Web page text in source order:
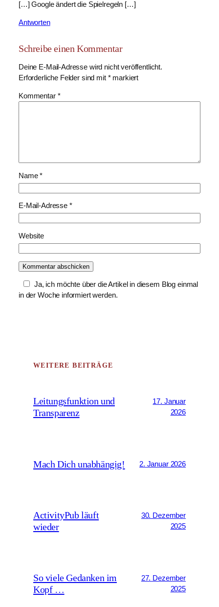
[…] Google ändert die Spielregeln […]
Antworten
Schreibe einen Kommentar
Deine E-Mail-Adresse wird nicht veröffentlicht.
Erforderliche Felder sind mit *markiert
Kommentar *
Name*
E-Mail-Adresse *
Website
Ja, ich möchte über die Artikel in diesem Blog einmal
in der Woche informiert werden.
WEITERE BEITRÄGE
Leitungsfunktion und
Transparenz
17. Januar
2026
Mach Dich unabhängig! 2. Januar 2026
ActivityPub läuft
wieder
30. Dezember
2025
So viele Gedanken im
Kopf …
27. Dezember
2025